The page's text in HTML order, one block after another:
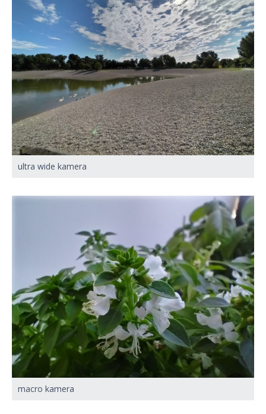
ultra wide kamera
macro kamera